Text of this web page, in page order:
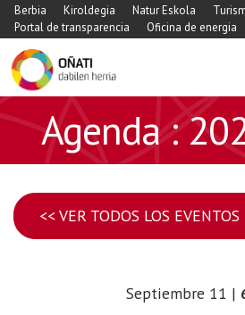
Berbia Kiroldegia Natur Eskola
Portal de transparencia
Oficina de energia
Agenda :
<< VER TODOS LOS EVENTOS
Septiembre 11 |